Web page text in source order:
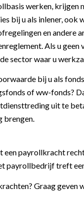
werken, krijgen
bij u als inlener, ook
en andere
Als u
sector waar u
bij u als
of ww-fonds?
uit te
brengen.
payrollkracht
payrollbedrijf treft
Graag geven